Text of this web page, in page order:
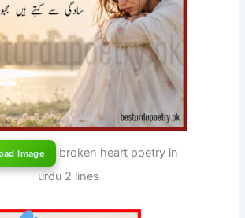
Image
broken heart poetry in
urdu 2 lines